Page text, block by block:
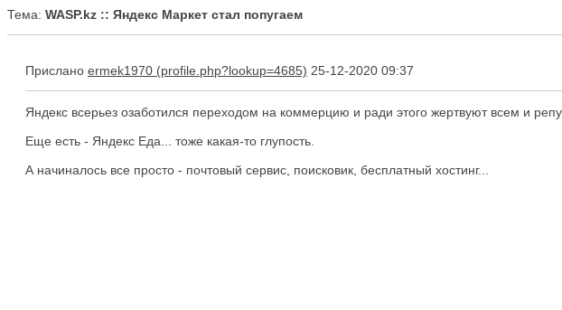
Тема: WASP.kz :: Яндекс Маркет стал попугаем
Прислано ermek1970 25-12-2020 09:37
Яндекс всерьез озаботился переходом на коммерцию и ради этого жертвуют всем и
Еще есть - Яндекс Еда... тоже какая-то глупость.
А начиналось все просто - почтовый сервис, поисковик, бесплатный хостинг...